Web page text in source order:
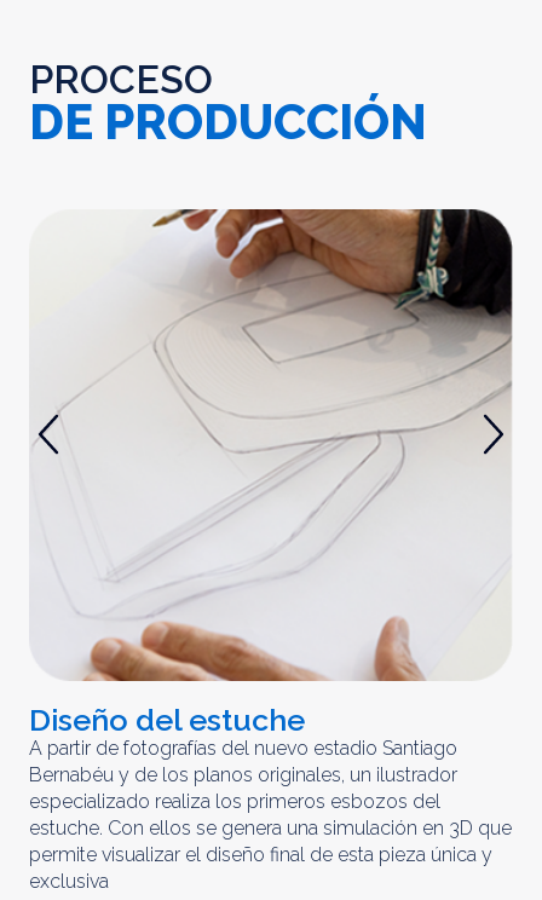
PROCESO
DE PRODUCCIÓN
Diseño del estuche
A partir de fotografías del nuevo estadio Santiago
Bernabéu y de los planos originales, un ilustrador
especializado realiza los primeros esbozos del
estuche. Con ellos se genera una simulación en 3D que
permite visualizar el diseño final de esta pieza única y
exclusiva